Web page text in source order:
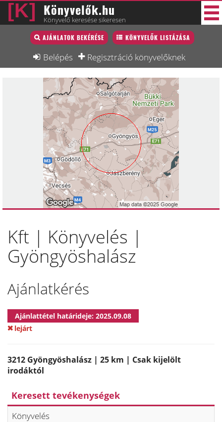
Könyvelők.hu
Könyvelő keresése sikeresen
AJÁNLATOK BEKÉRÉSE KÖNYVELŐK LISTÁZÁSA
Belépés Regisztráció könyvelőknek
Könyvelő lista
Könyvelési munkák
Képzésnaptár
Kft | Könyvelés |
Gyöngyöshalász
Ajánlatkérés
Ajánlattétel határideje: 2025.09.08
lejárt
3212 Gyöngyöshalász | 25 km | Csak kijelölt
irodáktól
Keresett tevékenységek
Könyvelés